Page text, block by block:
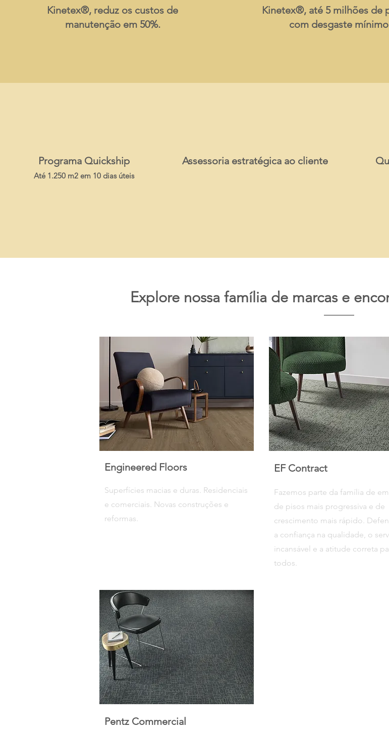
Kinetex®, reduz os custos de
manutenção em 50%.
Kinetex®, até 5 milhões de
com desgaste mínimo
Programa Quickship
Até 1.250 m2 em 10 dias úteis
Assessoria estratégica ao cliente
Explore nossa família de marcas e
Engineered Floors
Superfícies macias e duras. Residenciais
e comerciais. Novas construções e
reformas.
EF Contract
Fazemos parte da família de
de pisos mais progressiva e de
crescimento mais rápido.
a confiança na qualidade, o
incansável e a atitude correta
todos.
Pentz Commercial